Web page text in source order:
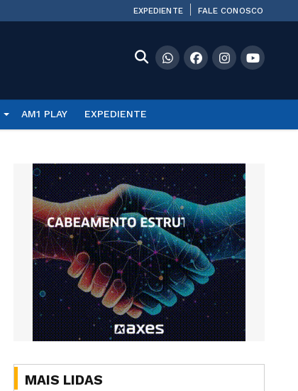
EXPEDIENTE FALE CONOSCO
AM1 PLAY EXPEDIENTE
MAIS LIDAS